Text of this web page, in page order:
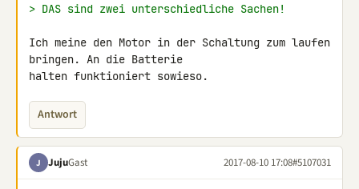
> DAS sind zwei unterschiedliche Sachen!
Ich meine den Motor in der Schaltung zum laufen
bringen. An die Batterie
halten funktioniert sowieso.
Antwort
J JujuGast 2017-08-10 17:08#5107031